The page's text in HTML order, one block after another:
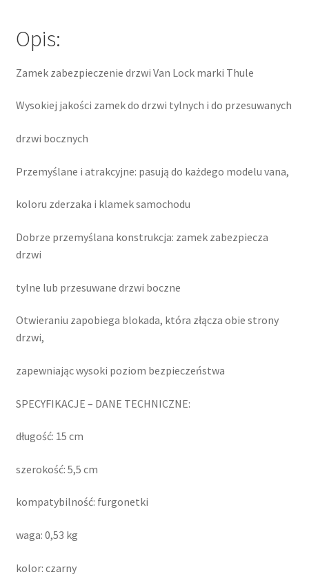
Opis:
Zamek zabezpieczenie drzwi Van Lock marki Thule
Wysokiej jakości zamek do drzwi tylnych i do przesuwanych
drzwi bocznych
Przemyślane i atrakcyjne: pasują do każdego modelu vana,
koloru zderzaka i klamek samochodu
Dobrze przemyślana konstrukcja: zamek zabezpiecza
drzwi
tylne lub przesuwane drzwi boczne
Otwieraniu zapobiega blokada, która złącza obie strony
drzwi,
zapewniając wysoki poziom bezpieczeństwa
SPECYFIKACJE – DANE TECHNICZNE:
długość: 15 cm
szerokość: 5,5 cm
kompatybilność: furgonetki
waga: 0,53 kg
kolor: czarny